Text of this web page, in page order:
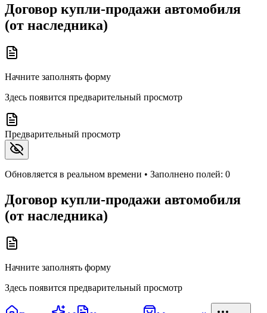
Договор купли-продажи автомобиля
(от наследника)
Начните заполнять форму
Здесь появится предварительный просмотр
Предварительный просмотр
Обновляется в реальном времени • Заполнено полей: 0
Договор купли-продажи автомобиля
(от наследника)
Начните заполнять форму
Здесь появится предварительный просмотр